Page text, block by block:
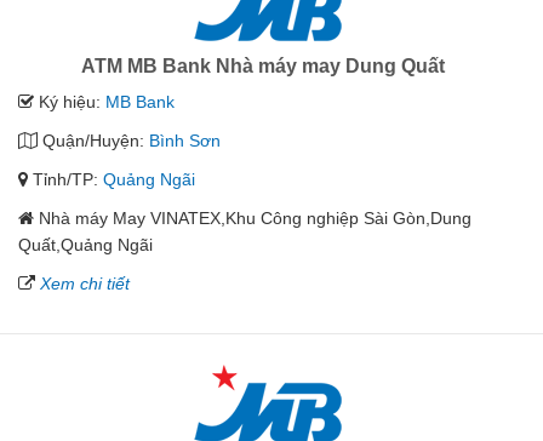
ATM MB Bank Nhà máy may Dung Quất
Ký hiệu: MB Bank
Quận/Huyện: Bình Sơn
Tỉnh/TP: Quảng Ngãi
Nhà máy May VINATEX,Khu Công nghiệp Sài Gòn,Dung
Quất,Quảng Ngãi
Xem chi tiết